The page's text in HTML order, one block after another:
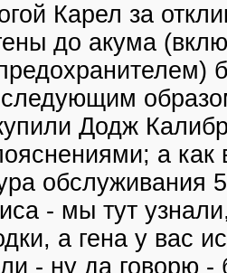
Карел за
до акума
следующим
Додж
а
обслуживания
- мы тут
а гена у вас
- ну да говорю